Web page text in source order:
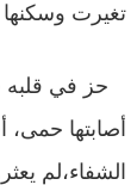
تغيرت
حز في قلبه
أصابتها
الشفاء،لم